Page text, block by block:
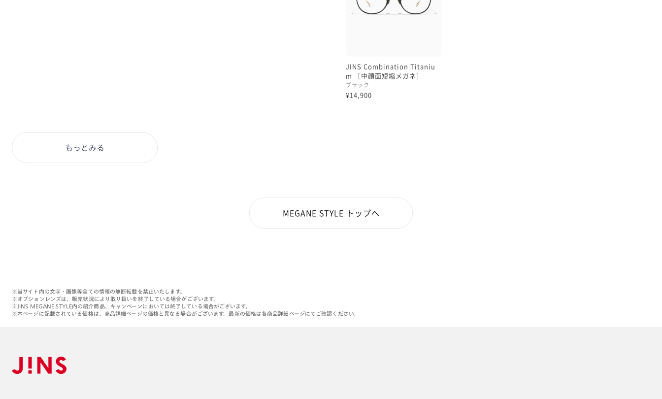
JINS Combination Titaniu
m ［中顔面短縮メガネ］
ブラック
¥14,900
もっとみる
MEGANE STYLE トップへ
※当サイト内の文字・画像等全ての情報の無断転載を禁止いたします。
※オプションレンズは、販売状況により取り扱いを終了している場合がございます。
※JINS MEGANE STYLE内の紹介商品、キャンペーンにおいては終了している場合がございます。
※本ページに記載されている価格は、商品詳細ページの価格と異なる場合がございます。最新の価格は各商品詳細ページにてご確認ください。